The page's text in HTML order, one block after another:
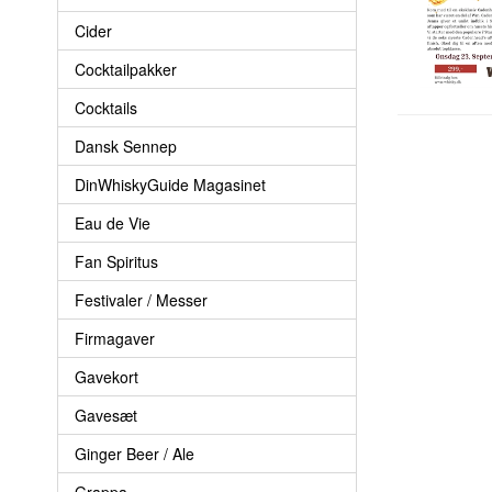
Cider
Cocktailpakker
Cocktails
Dansk Sennep
DinWhiskyGuide Magasinet
Eau de Vie
Fan Spiritus
Festivaler / Messer
Firmagaver
Gavekort
Gavesæt
Ginger Beer / Ale